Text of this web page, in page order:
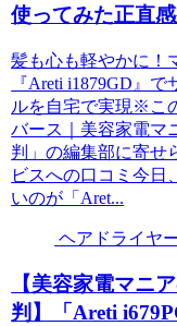
使ってみた正直
髪も心も軽やかに！
『Areti i1879GD』
ルを自宅で実現※こ
バース｜美容家電マ
判」の編集部に寄せ
ビスへの口コミ今日
いのが「Aret...
ヘアドライヤ
【美容家電マニ
判】「Areti